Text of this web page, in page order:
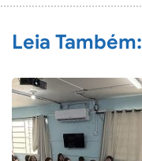
Leia Também: